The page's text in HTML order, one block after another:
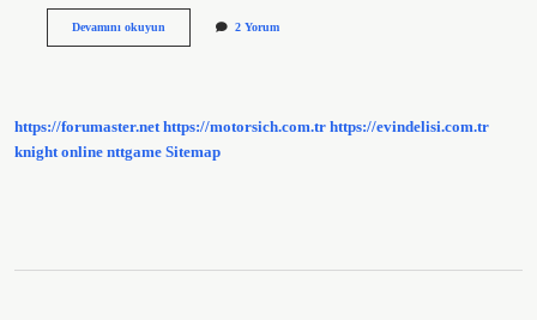
Devamını okuyunDergi
2 Yorum
https://forumaster.net https://motorsich.com.tr https://evindelisi.com.tr
knight online nttgame Sitemap